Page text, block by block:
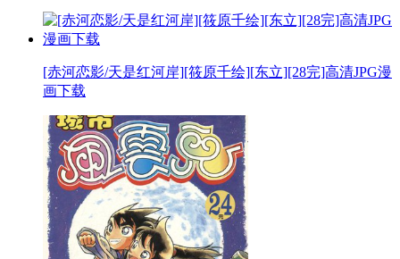
[赤河恋影/天是红河岸][筱原千绘][东立][28完]高清JPG漫
画下载